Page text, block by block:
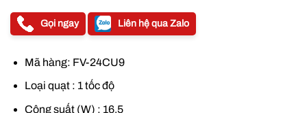
Gọi ngay Liên hệ qua Zalo
Mã hàng: FV-24CU9
Loại quạt : 1 tốc độ
Công suất (W) : 16.5